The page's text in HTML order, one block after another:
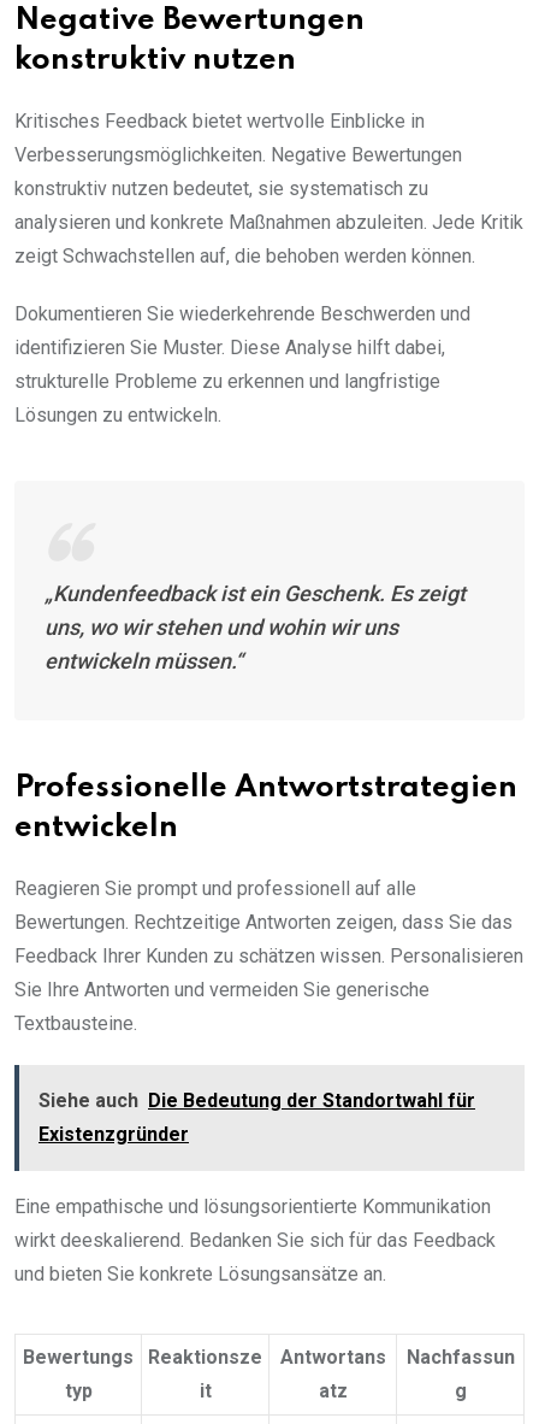
Negative Bewertungen
konstruktiv nutzen
Kritisches Feedback bietet wertvolle Einblicke in
Verbesserungsmöglichkeiten. Negative Bewertungen
konstruktiv nutzen bedeutet, sie systematisch zu
analysieren und konkrete Maßnahmen abzuleiten. Jede Kritik
zeigt Schwachstellen auf, die behoben werden können.
Dokumentieren Sie wiederkehrende Beschwerden und
identifizieren Sie Muster. Diese Analyse hilft dabei,
strukturelle Probleme zu erkennen und langfristige
Lösungen zu entwickeln.
„Kundenfeedback ist ein Geschenk. Es zeigt
uns, wo wir stehen und wohin wir uns
entwickeln müssen.“
Professionelle Antwortstrategien
entwickeln
Reagieren Sie prompt und professionell auf alle
Bewertungen. Rechtzeitige Antworten zeigen, dass Sie das
Feedback Ihrer Kunden zu schätzen wissen. Personalisieren
Sie Ihre Antworten und vermeiden Sie generische
Textbausteine.
Siehe auch Die Bedeutung der Standortwahl für
Existenzgründer
Eine empathische und lösungsorientierte Kommunikation
wirkt deeskalierend. Bedanken Sie sich für das Feedback
und bieten Sie konkrete Lösungsansätze an.
Bewertungs
typ
Reaktionsze
it
Antwortans
atz
Nachfassun
g